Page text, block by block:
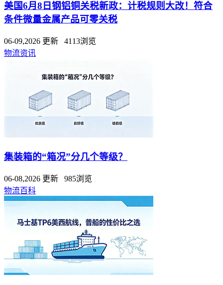
美国6月8日钢铝铜关税新政：计税规则大改！符合
条件微量金属产品可零关税
06-09,2026 更新 4113浏览
物流资讯
集装箱的“箱况”分几个等级？
06-08,2026 更新 985浏览
物流百科